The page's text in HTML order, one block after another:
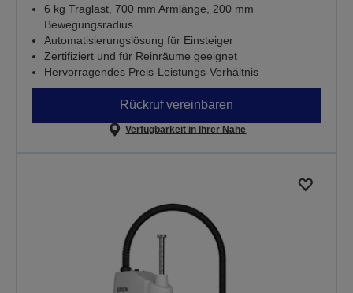
6 kg Traglast, 700 mm Armlänge, 200 mm
Bewegungsradius
Automatisierungslösung für Einsteiger
Zertifiziert und für Reinräume geeignet
Hervorragendes Preis-Leistungs-Verhältnis
Rückruf vereinbaren
Verfügbarkeit in Ihrer Nähe